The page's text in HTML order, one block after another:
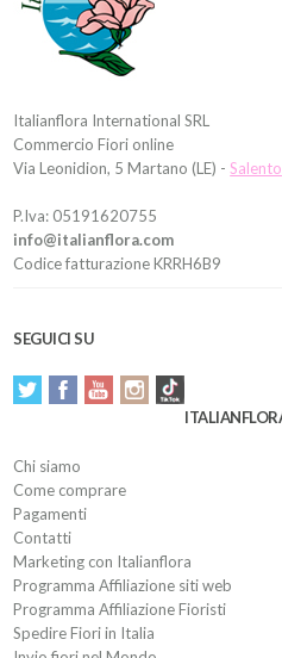
Italianflora International SRL
Commercio Fiori online
Via Leonidion, 5 Martano (LE) -Salento
P.Iva: 05191620755
info@italianflora.com
Codice fatturazione KRRH6B9
SEGUICI SU
Chi siamo
Come comprare
Pagamenti
Contatti
Marketing con Italianflora
Programma Affiliazione siti web
Programma Affiliazione Fioristi
Spedire Fiori in Italia